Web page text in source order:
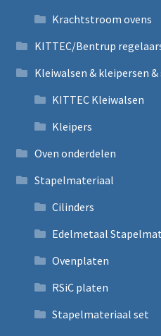
Krachtstroom ovens
KITTEC/Bentrup
Kleiwalsen & kleipersen
KITTEC Kleiwalsen
Kleipers
Oven onderdelen
Stapelmateriaal
Cilinders
Edelmetaal
Ovenplaten
RSiC platen
Stapelmateriaal set